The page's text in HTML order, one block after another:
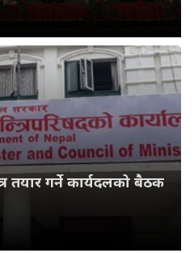
तयार गर्ने कार्यदलको बैठक